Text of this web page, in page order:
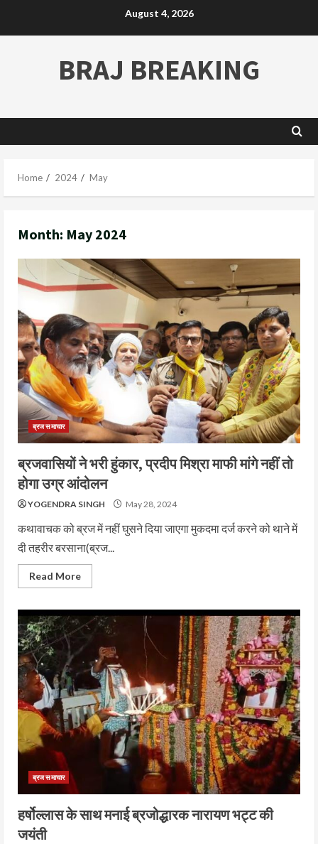
August 4, 2026
BRAJ BREAKING
Home 2024 May
Month: May 2024
ब्रज समाचार
ब्रजवासियों ने भरी हुंकार, प्रदीप मिश्रा माफी मांगे नहीं तो
होगा उग्र आंदोलन
YOGENDRA SINGH May 28, 2024
कथावाचक को ब्रज में नहीं घुसने दिया जाएगा मुकदमा दर्ज करने को थाने में
दी तहरीर बरसाना(ब्रज...
Read More
ब्रज समाचार
हर्षोल्लास के साथ मनाई ब्रजोद्धारक नारायण भट्ट की
जयंती